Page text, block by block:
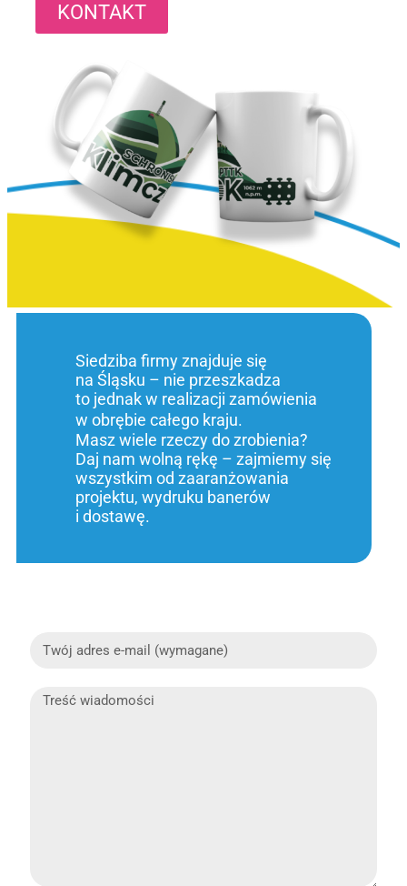
KONTAKT
Siedziba firmy znajduje się
na Śląsku – nie przeszkadza
to jednak w realizacji zamówienia
w obrębie całego kraju.
Masz wiele rzeczy do zrobienia?
Daj nam wolną rękę – zajmiemy się
wszystkim od zaaranżowania
projektu, wydruku banerów
i dostawę.